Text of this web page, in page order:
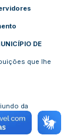
DE
que lhe
da